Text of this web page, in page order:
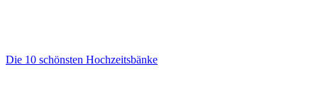
Die 10 schönsten Hochzeitsbänke